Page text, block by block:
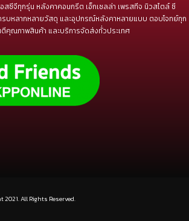
สซีจีทุกรุ่น หลังคาคอนกรีต เอ็กเซลล่า เพรสทีจ นิวสไตล์ ซี
รบหลากหลายวัสดุ และอุปกรณ์หลังคาหลายแบบ ตอบโจทย์ทุก
คุณภาพสินค้า และบริการจัดส่งทั่วประเทศ
2021. All Rights Reserved.